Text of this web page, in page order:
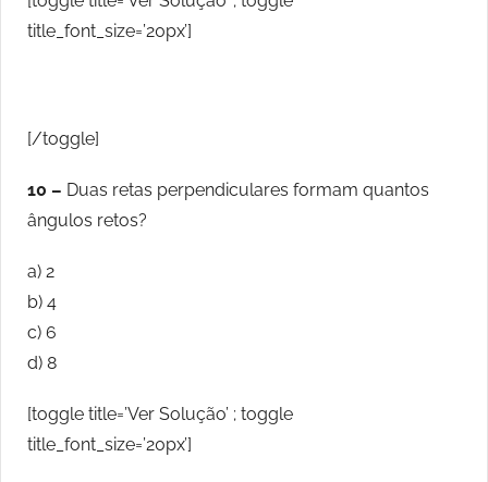
title_font_size=’20px’]
[/toggle]
10 – Duas retas perpendiculares formam quantos
ângulos retos?
a) 2
b) 4
c) 6
d) 8
[toggle title=’Ver Solução’ ; toggle
title_font_size=’20px’]